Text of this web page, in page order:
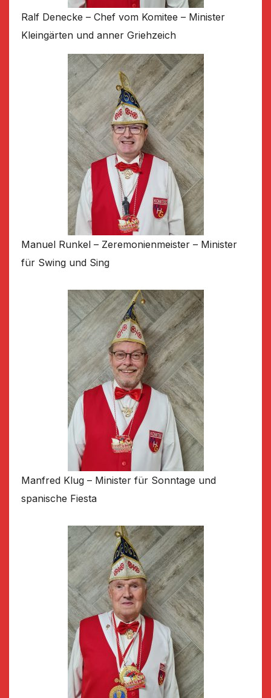
Ralf Denecke – Chef vom Komitee – Minister
Kleingärten und anner Griehzeich
Manuel Runkel – Zeremonienmeister – Minister
für Swing und Sing
Manfred Klug – Minister für Sonntage und
spanische Fiesta